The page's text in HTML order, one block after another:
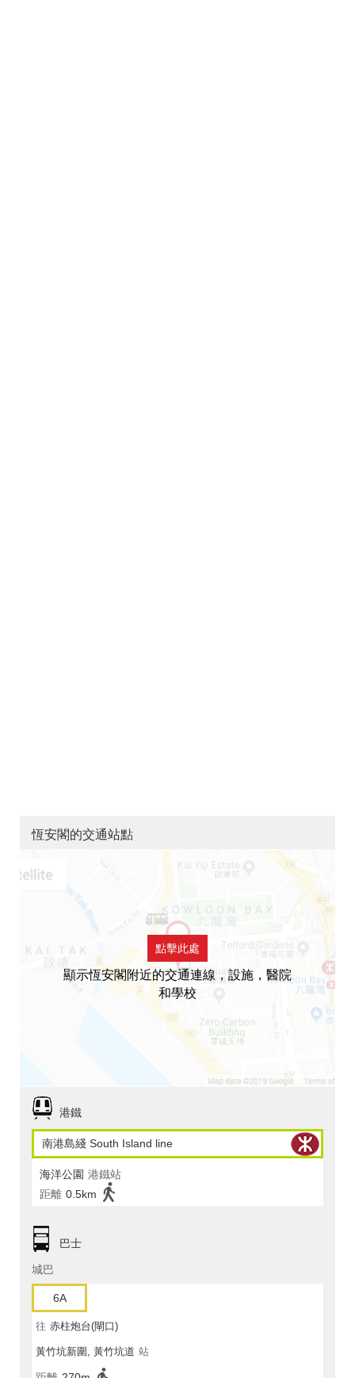
恆安閣的交通站點
點擊此處
顯示恆安閣附近的交通連線，設施，醫院
和學校
港鐵
南港島綫 South Island line
海洋公園 港鐵站
距離 0.5km
巴士
城巴
6A
往 赤柱炮台(閘口)
黃竹坑新圍, 黃竹坑道 站